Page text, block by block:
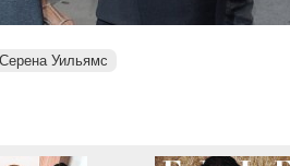
Серена Уильямс